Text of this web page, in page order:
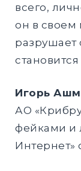
всего,
он в своем
разрушает
Игорь
АО
фейками и
Интернет»